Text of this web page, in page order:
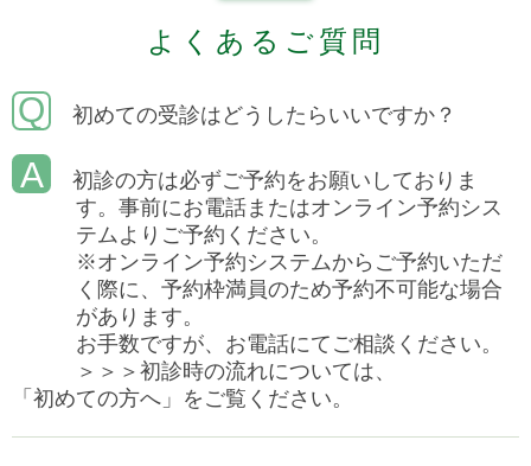
よくあるご質問
Q 初めての受診はどうしたらいいですか？
A
初診の方は必ずご予約をお願いしておりま
す。事前にお電話またはオンライン予約シス
テムよりご予約ください。
※オンライン予約システムからご予約いただ
く際に、予約枠満員のため予約不可能な場合
があります。
お手数ですが、お電話にてご相談ください。
＞＞＞初診時の流れについては、
「初めての方へ」 をご覧ください。